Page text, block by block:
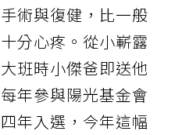
術與復健，比一般
分心疼。從小嶄露
班時小傑爸即送他
年參與陽光基金會
年入選，今年這幅